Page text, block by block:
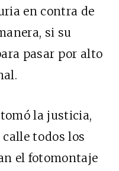
en contra de
si su
pasar por alto
la justicia,
calle todos los
el fotomontaje